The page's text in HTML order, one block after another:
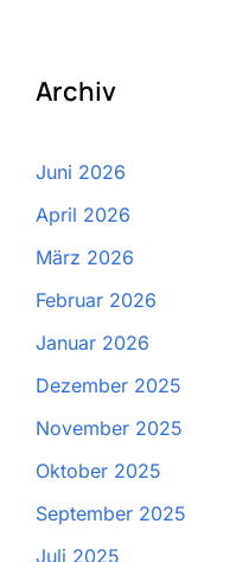
Archiv
Juni 2026
April 2026
März 2026
Februar 2026
Januar 2026
Dezember 2025
November 2025
Oktober 2025
September 2025
Juli 2025